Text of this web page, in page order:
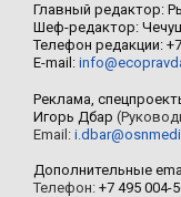
Главный редактор:
Шеф-редактор:
Телефон редакции:
E-mail:
Реклама,
Игорь Дбар
Email:
Дополнительные
Телефон: +7 495 004-